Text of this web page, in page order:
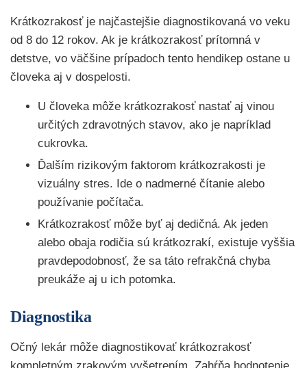
Krátkozrakosť je najčastejšie diagnostikovaná vo veku
od 8 do 12 rokov. Ak je krátkozrakosť prítomná v
detstve, vo väčšine prípadoch tento hendikep ostane u
človeka aj v dospelosti.
U človeka môže krátkozrakosť nastať aj vinou
určitých zdravotných stavov, ako je napríklad
cukrovka.
Ďalším rizikovým faktorom krátkozrakosti je
vizuálny stres. Ide o nadmerné čítanie alebo
používanie počítača.
Krátkozrakosť môže byť aj dedičná. Ak jeden
alebo obaja rodičia sú krátkozrakí, existuje vyššia
pravdepodobnosť, že sa táto refrakčná chyba
preukáže aj u ich potomka.
Diagnostika
Očný lekár môže diagnostikovať krátkozrakosť